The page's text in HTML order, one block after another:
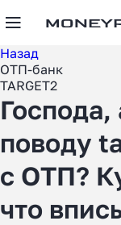
Назад
ОТП-банк
TARGET2
поводу
с ОТП?
что